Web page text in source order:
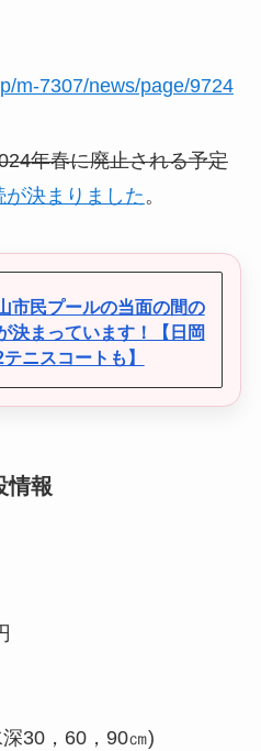
m-7307/news/page/9724
年春に廃止される予定
決まりました。
市民プールの当面の間の
決まっています！【日岡
ニスコートも】
情報
30，60，90㎝)